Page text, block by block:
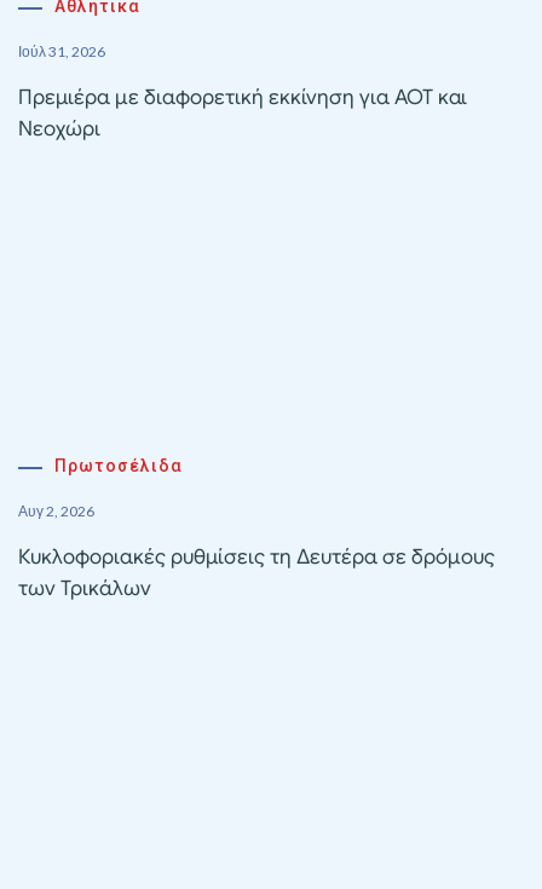
Αθλητικα
Ιούλ 31, 2026
Πρεμιέρα με διαφορετική εκκίνηση για ΑΟΤ και
Νεοχώρι
Πρωτοσέλιδα
Αυγ 2, 2026
Κυκλοφοριακές ρυθμίσεις τη Δευτέρα σε δρόμους
των Τρικάλων